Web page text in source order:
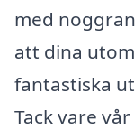
med
att dina
fantastiska
Tack vare